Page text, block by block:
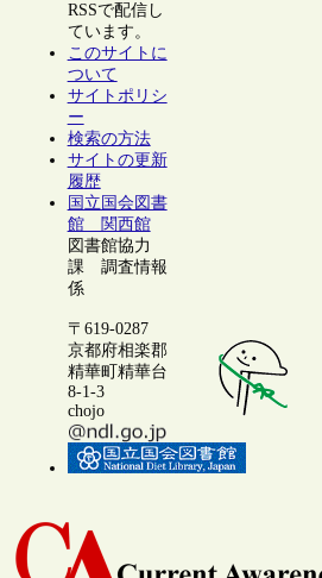
RSSで配信し
ています。
このサイトに
ついて
サイトポリシ
ー
検索の方法
サイトの更新
履歴
国立国会図書
館 関西館
図書館協力
課 調査情報
係
〒619-0287
京都府相楽郡
精華町精華台
8-1-3
chojo